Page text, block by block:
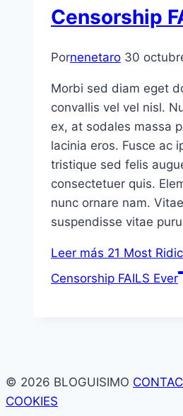
Censorship
Pornenetaro 30
Morbi sed diam eget
convallis vel vel nisl.
ex, at sodales massa
lacinia eros. Fusce ac
tristique sed felis
consectetuer quis.
nunc ornare nam.
suspendisse vitae
Leer más 21 Most
Censorship FAILS Ever
© 2026 BLOGUISIMO
COOKIES